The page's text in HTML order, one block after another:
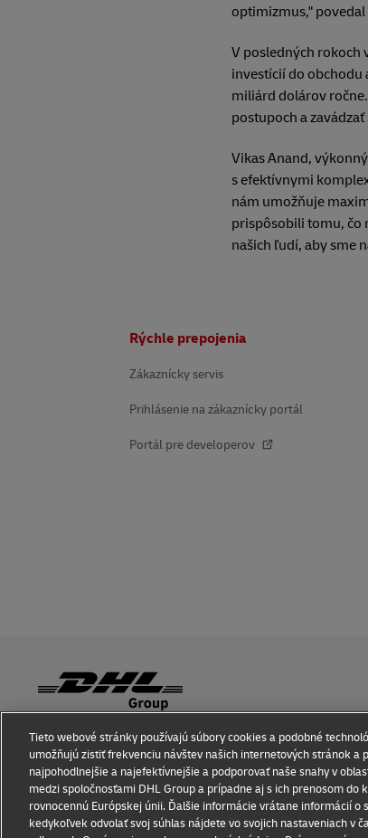
optimizmus,"
V posledných rokoch
investícií do obchodu
miliárd dolárov
postupoch a
Vikas Anand,
s efektívnymi
nám umožňuje
prispôsobili tomu, čo
našich ľudí, aby sme
Rýchle prepojenia
Zákaznícky servis
Prihlásenie na zákaznícky portál
Portál pre developerov
Informovanosť v súvislosti s podvodmi Právne
Dodatočné informácie Nastavenie súborov cookie
Tieto webové stránky používajú súbory cookies a podobné
umožňujú zistiť frekvenciu návštev našich internetových stránok a
najpohodlnejšie a najefektívnejšie a podporovať naše snahy v
medzi spoločnosťami DHL Group a prípadne aj s ich prenosom
rovnocennú Európskej únii. Ďalšie informácie vrátane informácií
kedykoľvek odvolať svoj súhlas nájdete vo svojich nastaveniach v